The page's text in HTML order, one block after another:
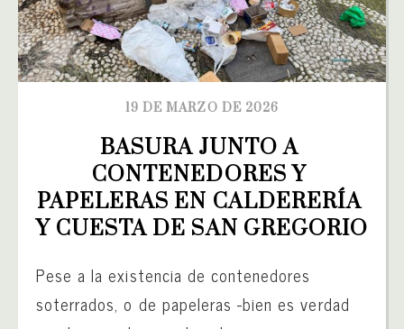
19 DE MARZO DE 2026
BASURA JUNTO A
CONTENEDORES Y
PAPELERAS EN CALDERERÍA
Y CUESTA DE SAN GREGORIO
Pese a la existencia de contenedores
soterrados, o de papeleras -bien es verdad